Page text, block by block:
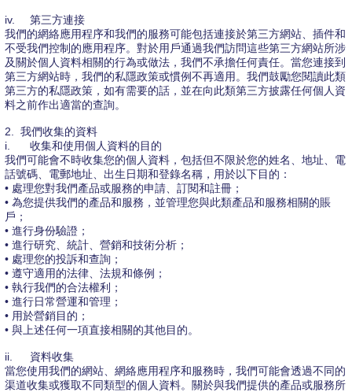
iv.
第三方連接
我們的網絡應用程序和我們的服務可能包括連接於第三方網站、插件和
不受我們控制的應用程序。對於用戶通過我們訪問這些第三方網站所涉
及關於個人資料相關的行為或做法，我們不承擔任何責任。當您連接到
第三方網站時，我們的私隱政策或慣例不再適用。我們鼓勵您閱讀此類
第三方的私隱政策，如有需要的話，並在向此類第三方披露任何個人資
料之前作出適當的查詢。
2. 我們收集的資料
i.
收集和使用個人資料的目的
我們可能會不時收集您的個人資料，包括但不限於您的姓名、地址、電
話號碼、電郵地址、出生日期和登錄名稱，用於以下目的：
• 處理您對我們產品或服務的申請、訂閱和註冊；
• 為您提供我們的產品和服務，並管理您與此類產品和服務相關的賬
戶；
• 進行身份驗證；
• 進行研究、統計、營銷和技術分析；
• 處理您的投訴和查詢；
• 遵守適用的法律、法規和條例；
• 執行我們的合法權利；
• 進行日常營運和管理；
• 用於營銷目的；
• 與上述任何一項直接相關的其他目的。
ii.
資料收集
當您使用我們的網站、網絡應用程序和服務時，我們可能會透過不同的
渠道收集或獲取不同類型的個人資料。關於與我們提供的產品或服務所